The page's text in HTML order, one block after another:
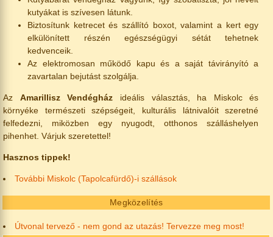
kutyákat is szívesen látunk.
Biztosítunk ketrecet és szállító boxot, valamint a kert egy
elkülönített részén egészségügyi sétát tehetnek
kedvenceik.
Az elektromosan működő kapu és a saját távirányító a
zavartalan bejutást szolgálja.
Az Amarillisz Vendégház ideális választás, ha Miskolc és
környéke természeti szépségeit, kulturális látnivalóit szeretné
felfedezni, miközben egy nyugodt, otthonos szálláshelyen
pihenhet. Várjuk szeretettel!
Hasznos tippek!
További Miskolc (Tapolcafürdő)-i szállások
Megközelítés
Útvonal tervező - nem gond az utazás! Tervezze meg most!